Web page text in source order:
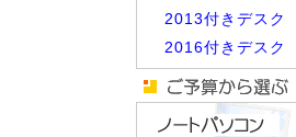
2013付きデスク
2016付きデスク